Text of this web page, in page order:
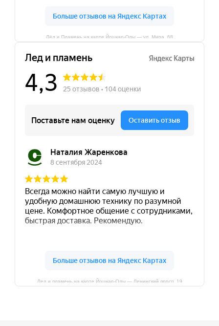
Лёд и Пламень на карте Йошкар‑Олы — ул. Мира, 68
Лед и пламень на карте Йошкар‑Олы — Ленинский просп.,19